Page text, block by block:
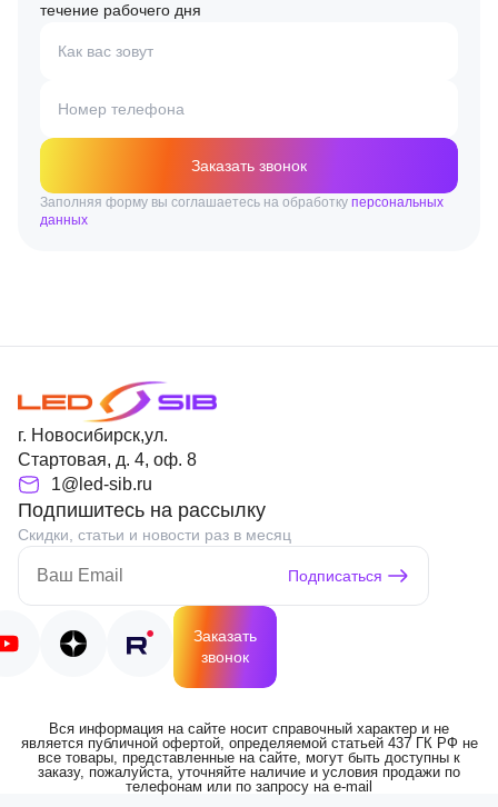
течение рабочего дня
Как вас зовут
Номер телефона
Заказать звонок
Заполняя форму вы соглашаетесь на обработку персональных
данных
г. Новосибирск,ул.
Стартовая, д. 4, оф. 8
1@led-sib.ru
Подпишитесь на рассылку
Скидки, статьи и новости раз в месяц
Подписаться
Заказать
звонок
Вся информация на сайте носит справочный характер и не
является публичной офертой, определяемой статьей 437 ГК РФ не
все товары, представленные на сайте, могут быть доступны к
заказу, пожалуйста, уточняйте наличие и условия продажи по
телефонам или по запросу на e-mail